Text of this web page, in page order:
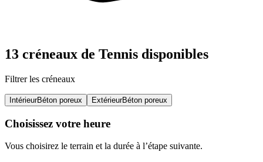
13 créneaux de Tennis disponibles
Filtrer les créneaux
IntérieurBéton poreux ExtérieurBéton poreux
Choisissez votre heure
Vous choisirez le terrain et la durée à l’étape suivante.